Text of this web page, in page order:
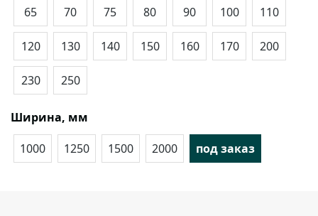
65 70 75 80 90 100 110
120 130 140 150 160 170 200
230 250
Ширина, мм
1000
1250 1500 2000 под заказ